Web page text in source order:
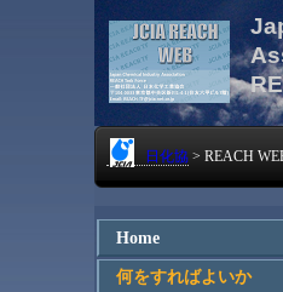
日化協> REACH
Home
何をすればよいか